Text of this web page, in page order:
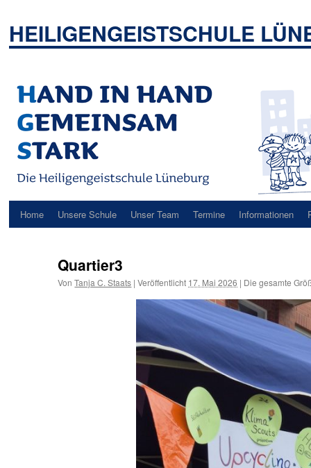
springen
HEILIGENGEISTSCHULE
Home Unsere Schule Unser Team Termine Informationen
Quartier3
Von Tanja C. Staats | Veröffentlicht 17. Mai 2026 | Die gesamte